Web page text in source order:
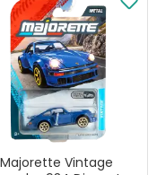
Majorette Vintage